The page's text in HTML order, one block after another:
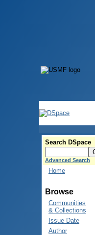
Search DSpace
Advanced Search
Home
Browse
Communities
& Collections
Issue Date
Author